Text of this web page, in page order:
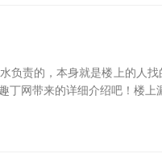
负责的，本身就是楼上的人
网带来的详细介绍吧！楼上